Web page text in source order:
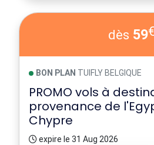
dès 59€
BON PLAN TUIFLY BELGIQUE
PROMO vols à
provenance de
Chypre
expire le 31 Aug 2026